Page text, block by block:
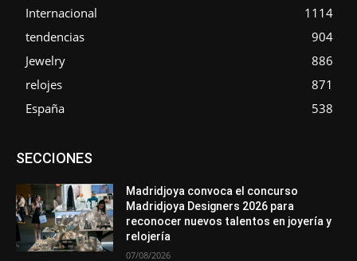
Internacional
1114
tendencias
904
Jewelry
886
relojes
871
España
538
SECCIONESAsociaciones
Entrevistas
Mundo Técnico
Novedades Opiniones
Perspectiva
Premios
Secciones Sin categoría
Más
Madridjoya convoca el concurso
Madridjoya Designers 2026 para
reconocer nuevos talentos en joyería y
relojería
07/08/2026